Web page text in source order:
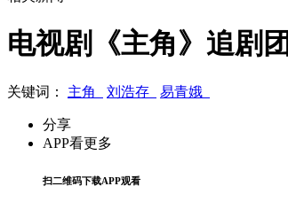
电视剧《主角》追剧
关键词： 主角 刘浩存 易青娥
分享
APP看更多
扫二维码下载APP观看